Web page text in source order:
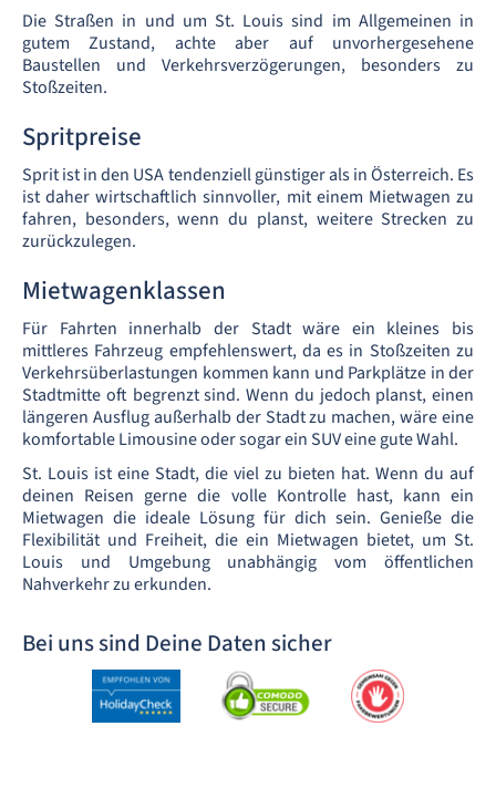
Die Straßen in und um St. Louis sind im Allgemeinen in
gutem Zustand, achte aber auf unvorhergesehene
Baustellen und Verkehrsverzögerungen, besonders zu
Stoßzeiten.
Spritpreise
Sprit ist in den USA tendenziell günstiger als in Österreich. Es
ist daher wirtschaftlich sinnvoller, mit einem Mietwagen zu
fahren, besonders, wenn du planst, weitere Strecken zu
zurückzulegen.
Mietwagenklassen
Für Fahrten innerhalb der Stadt wäre ein kleines bis
mittleres Fahrzeug empfehlenswert, da es in Stoßzeiten zu
Verkehrsüberlastungen kommen kann und Parkplätze in der
Stadtmitte oft begrenzt sind. Wenn du jedoch planst, einen
längeren Ausflug außerhalb der Stadt zu machen, wäre eine
komfortable Limousine oder sogar ein SUV eine gute Wahl.
St. Louis ist eine Stadt, die viel zu bieten hat. Wenn du auf
deinen Reisen gerne die volle Kontrolle hast, kann ein
Mietwagen die ideale Lösung für dich sein. Genieße die
Flexibilität und Freiheit, die ein Mietwagen bietet, um St.
Louis und Umgebung unabhängig vom öffentlichen
Nahverkehr zu erkunden.
Bei uns sind Deine Daten sicher